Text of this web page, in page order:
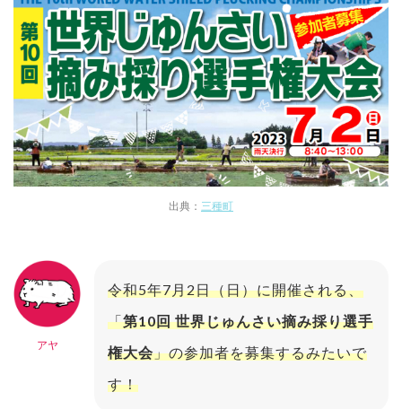
出典： 三種町
アヤ
令和5年7月2日（日）に開催される、
「第10回 世界じゅんさい摘み採り選手
権大会」の参加者を募集するみたいで
す！